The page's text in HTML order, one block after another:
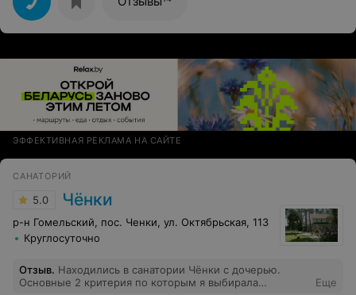
лечение. Особенно привлекает великолепная
природа. Не можем дождаться начала бронирования
на март 2024 года. До новой встречи!
ЭФФЕКТИВНАЯ РЕКЛАМА НА САЙТЕ
САНАТОРИЙ
5.0 Чёнки
р-н Гомельский, пос. Ченки, ул. Октябрьская, 113
Круглосуточно
Отзыв. Находились в санатории Чёнки с дочерью.
Основные 2 критерия по которым я выбирала
Еще